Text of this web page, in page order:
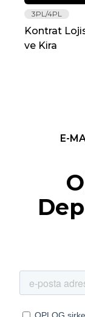
3PL/4PL
Kontrat
ve Kira
E-